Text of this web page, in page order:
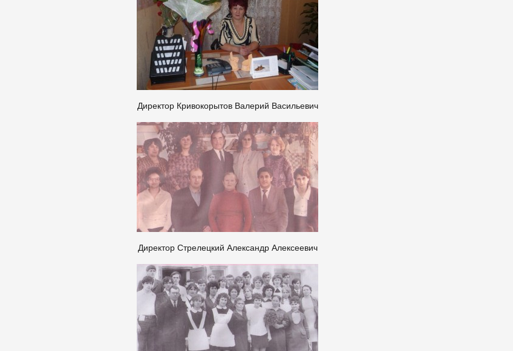
Директор Кривокорытов Валерий Васильевич
Директор Стрелецкий Александр Алексеевич